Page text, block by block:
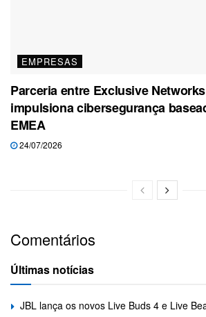
EMPRESAS
Parceria entre Exclusive
impulsiona cibersegurança
EMEA
24/07/2026
Comentários
Últimas notícias
JBL lança os novos Live Buds 4 e Live